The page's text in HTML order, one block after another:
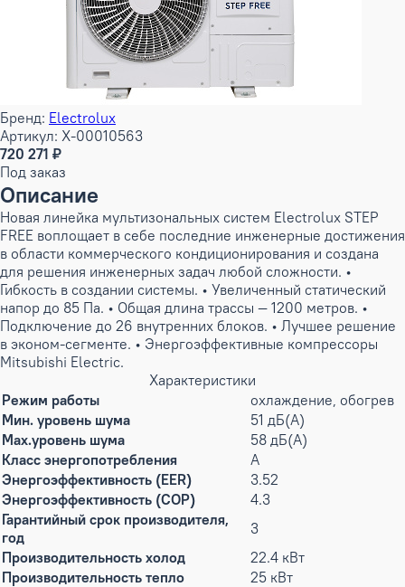
Бренд: Electrolux
Артикул: X-00010563
720 271 ₽
Под заказ
Описание
Новая линейка мультизональных систем Electrolux STEP
FREE воплощает в себе последние инженерные достижения
в области коммерческого кондиционирования и создана
для решения инженерных задач любой сложности. •
Гибкость в создании системы. • Увеличенный статический
напор до 85 Па. • Общая длина трассы — 1200 метров. •
Подключение до 26 внутренних блоков. • Лучшее решение
в эконом-сегменте. • Энергоэффективные компрессоры
Mitsubishi Electric.
Характеристики
Режим работы
охлаждение, обогрев
Мин. уровень шума
51 дБ(А)
Max.уровень шума
58 дБ(А)
Класс энергопотребления
A
Энергоэффективность (EER)
3.52
Энергоэффективность (COP)
4.3
Гарантийный срок производителя,
год
3
Производительность холод
22.4 кВт
Производительность тепло
25 кВт